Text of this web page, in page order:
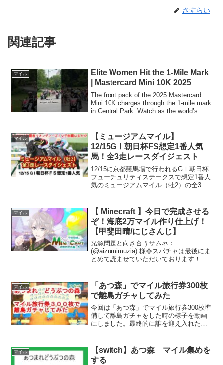
さすらい
関連記事
マイル
Elite Women Hit the 1-Mile Mark
| Mastercard Mini 10K 2025
The front pack of the 2025 Mastercard
Mini 10K charges through the 1-mile mark
in Central Park. Watch as the world’s
マイル
【ミュージアムマイル】
12/15GⅠ朝日杯FS想定1番人気
馬！全3走レースダイジェスト
12/15に京都競馬場で行われるGⅠ朝日杯
フューチュリティステークスで想定1番人
気のミュージアムマイル（牡2）の全3走
ィステークスの覇者リオンディーズで今
回の鞍上は...
マイル
【 Minecraft 】今日で完成させる
ぞ！海底2万マイル作り仕上げ！
【甲斐田晴/にじさんじ】
光源問題と向き合うサムネ：
(@aizumimuzia) 様🌞スパチャは最後にま
とめて読ませていただいております！い
出さないでください！🌞コメントはみん
なが楽しく節度を持...
マイル
「あつ森」でマイル旅行券300枚
で離島ガチャしてみた
今回は「あつ森」でマイル旅行券300枚準
備して離島ガチャをした時の様子を動画
にしました。最終的に誰を迎え入れたの
離島#離島ガチャ#300#マイル旅行券
マイル
【switch】あつ森 マイル集めを
する